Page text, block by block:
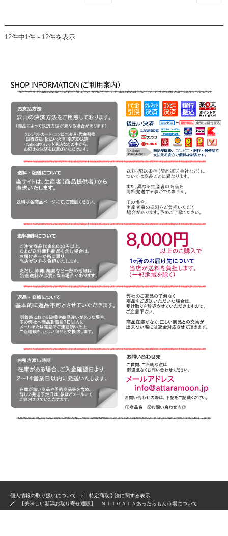
12件中1件～12件を表示
個人情報の取り扱いについて
特定商取引法に関する表示
【美味しい新潟お取り寄せ通販】 ＮＩＩＧＡＴＡあったらもん市場について